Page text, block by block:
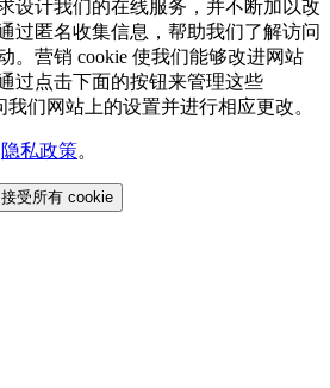
设计我们的在线服务，并不断加以改
过匿名收集信息，帮助我们了解访问
。营销 cookie 使我们能够改进网站
过点击下面的按钮来管理这些
们网站上的设置并进行相应更改。
隐私政策。
受所有 cookie